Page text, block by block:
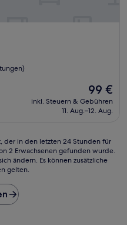
Der
Preis
beträgt
99 €
inkl. Steuern & Gebühren
11. Aug.–12. Aug.
der in den letzten 24 Stunden für
2 Erwachsenen gefunden wurde.
ändern. Es können zusätzliche
gelten.